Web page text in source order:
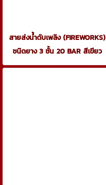
สายส่งน้ำดับเพลิง (FIREWORKS)
ชนิดยาง 3 ชั้น 20 BAR สีเขียว